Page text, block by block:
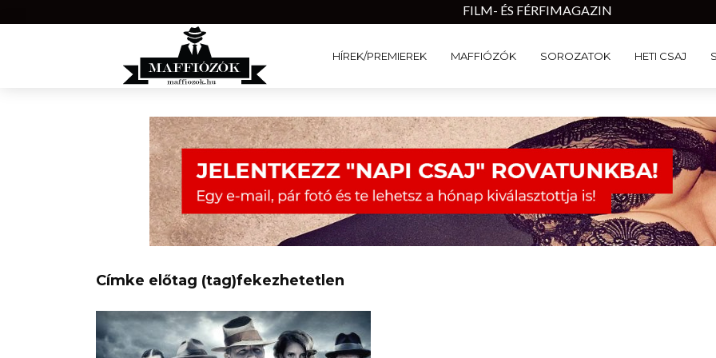
FILM- ÉS FÉRFIMAGAZIN
HÍREK/PREMIEREK MAFFIÓZÓK SOROZATOK HETI CSAJ
Címke előtag (tag)fekezhetetlen